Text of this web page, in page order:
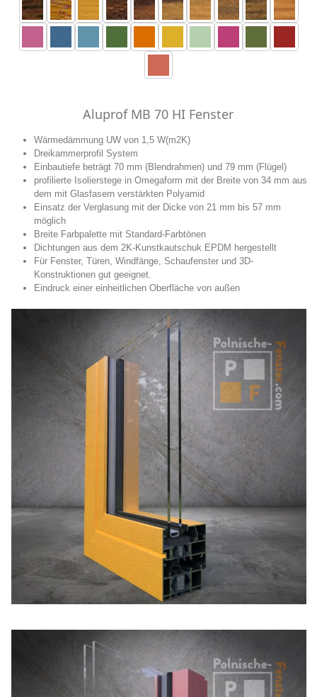
Aluprof MB 70 HI Fenster
Wärmedämmung UW von 1,5 W(m2K)
Dreikammerprofil System
Einbautiefe beträgt 70 mm (Blendrahmen) und 79 mm (Flügel)
profilierte Isolierstege in Omegaform mit der Breite von 34 mm aus
dem mit Glasfasern verstärkten Polyamid
Einsatz der Verglasung mit der Dicke von 21 mm bis 57 mm
möglich
Breite Farbpalette mit Standard-Farbtönen
Dichtungen aus dem 2K-Kunstkautschuk EPDM hergestellt
Für Fenster, Türen, Windfänge, Schaufenster und 3D-
Konstruktionen gut geeignet.
Eindruck einer einheitlichen Oberfläche von außen